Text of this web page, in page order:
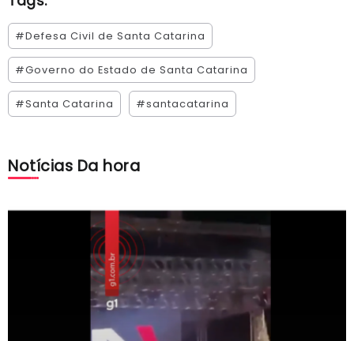
#Defesa Civil de Santa Catarina
#Governo do Estado de Santa Catarina
#Santa Catarina #santacatarina
Notícias Da hora